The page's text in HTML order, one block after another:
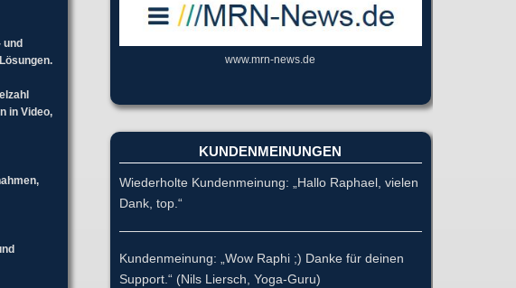
in Video,
www.mrn-news.de
KUNDENMEINUNGEN
Wiederholte Kundenmeinung: „Hallo Raphael, vielen
Dank, top.“
Kundenmeinung: „Wow Raphi ;) Danke für deinen
Support.“ (Nils Liersch, Yoga-Guru)